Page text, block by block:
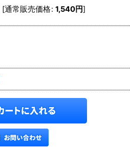
[通常販売価格: 1,540円]